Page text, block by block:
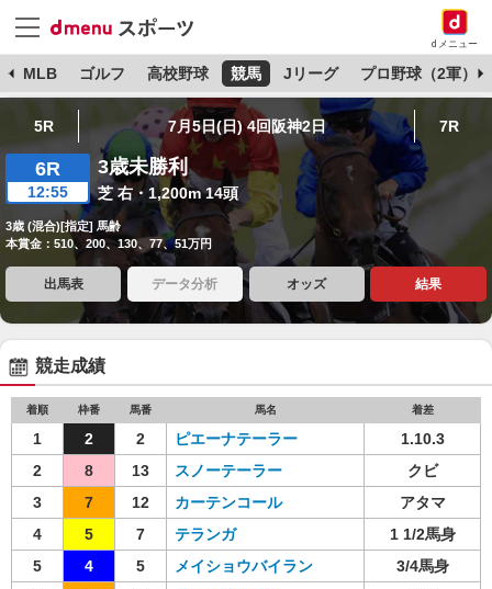
dメニュー
MLB ゴルフ 高校野球 競馬 Jリーグ プロ野球（2軍）
5R 7月5日(日) 4回阪神2日 7R
6R
12:55
3歳未勝利
芝 右・1,200m 14頭
3歳 (混合)[指定] 馬齢
本賞金：510、200、130、77、51万円
出馬表 データ分析 オッズ 結果
競走成績
着順 枠番 馬番 馬名 着差
1 2 2 ピエーナテーラー
1.10.3
2
8 13 スノーテーラー
クビ
3
7 12 カーテンコール
アタマ
4
5 7 テランガ
1 1/2馬身
5
4 5 メイショウバイラン
3/4馬身